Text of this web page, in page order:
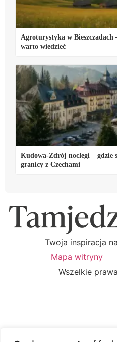
Agroturystyka w Bieszczadach
warto wiedzieć
Kudowa-Zdrój noclegi – gdzie
granicy z Czechami
Twoja inspiracja
Mapa witryny
Wszelkie